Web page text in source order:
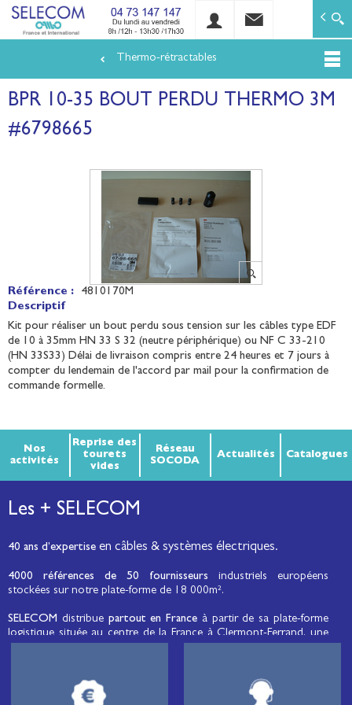
au
contenu
SELECOM
Matériels de réseaux électriques basse tension et
Thermo-rétractables
BPR 10-35 BOUT PERDU THERMO 3M
#6798665
Référence :
4810170M
Descriptif
Kit pour réaliser un bout perdu sous tension sur les câbles type EDF
de 10 à 35mm HN 33 S 32 (neutre périphérique) ou NF C 33-210
(HN 33S33) Délai de livraison compris entre 24 heures et 7 jours à
compter du lendemain de l'accord par mail pour la confirmation de
commande formelle.
Nos
activités
Reprise des
tourets
vides
Réseau
SOCODA
Actualités Catalogues
Les + SELECOM
40 ans d’expertise en câbles & systèmes électriques.
4000 références de 50 fournisseurs industriels européens
stockées sur notre plate-forme de 18 000m².
SELECOM distribue partout en France à partir de sa plate-forme
logistique située au centre de la France à Clermont-Ferrand, une
, de matériel
d’éclairage public et d'éco-mobilité destinée aux professionnels de